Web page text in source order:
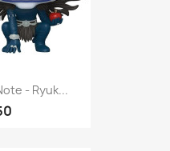
- Ryuk...